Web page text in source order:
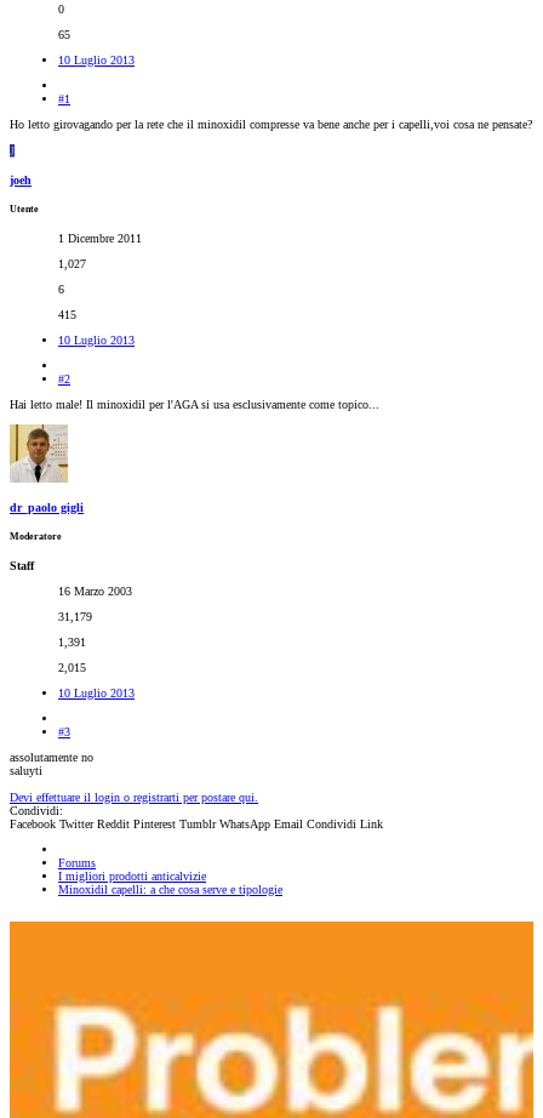
0
65
10 Luglio 2013
#1
Ho letto girovagando per la rete che il minoxidil compresse va bene anche per i capelli,voi cosa ne pensate?
J
joeh
Utente
1 Dicembre 2011
1,027
6
415
10 Luglio 2013
#2
Hai letto male! Il minoxidil per l'AGA si usa esclusivamente come topico...
dr_paolo gigli
Moderatore
Staff
16 Marzo 2003
31,179
1,391
2,015
10 Luglio 2013
#3
assolutamente no
saluyti
Devi effettuare il login o registrarti per postare qui.
Condividi:
Facebook Twitter Reddit Pinterest Tumblr WhatsApp Email Condividi Link
Forums
I migliori prodotti anticalvizie
Minoxidil capelli: a che cosa serve e tipologie